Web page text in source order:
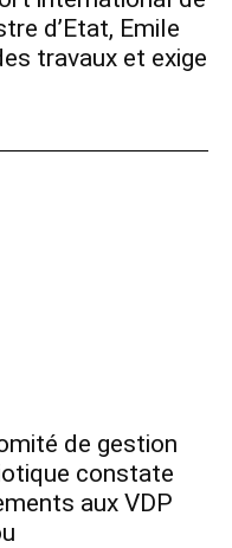
d’Etat, Emile
travaux et exige
de gestion
constate
aux VDP